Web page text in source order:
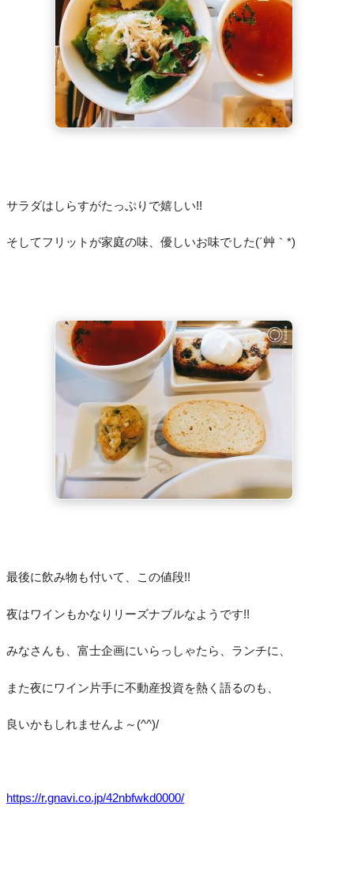
サラダはしらすがたっぷりで嬉しい!!
そしてフリットが家庭の味、優しいお味でした(´艸｀*)
最後に飲み物も付いて、この値段!!
夜はワインもかなりリーズナブルなようです!!
みなさんも、富士企画にいらっしゃたら、ランチに、
また夜にワイン片手に不動産投資を熱く語るのも、
良いかもしれませんよ～(^^)/
https://r.gnavi.co.jp/42nbfwkd0000/